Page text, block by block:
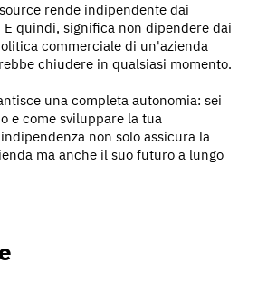
rende indipendente dai
quindi, significa non dipendere dai
commerciale di un'azienda
chiudere in qualsiasi momento.
una completa autonomia: sei
e come sviluppare la tua
non solo assicura la
ma anche il suo futuro a lungo